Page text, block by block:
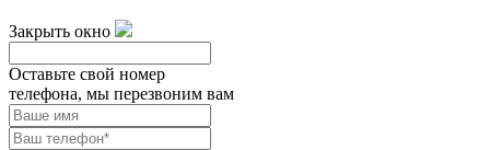
Закрыть окно
Оставьте свой номер
телефона, мы перезвоним вам